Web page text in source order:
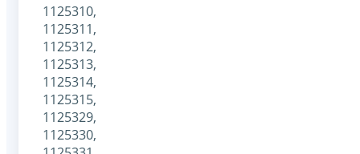
1125310,
1125311,
1125312,
1125313,
1125314,
1125315,
1125329,
1125330,